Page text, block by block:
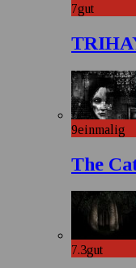
7gut
9einmalig
The
7.3gut